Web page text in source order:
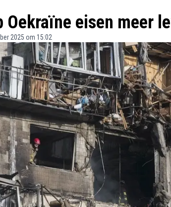
Oekraïne eisen meer
2025 om 15:02